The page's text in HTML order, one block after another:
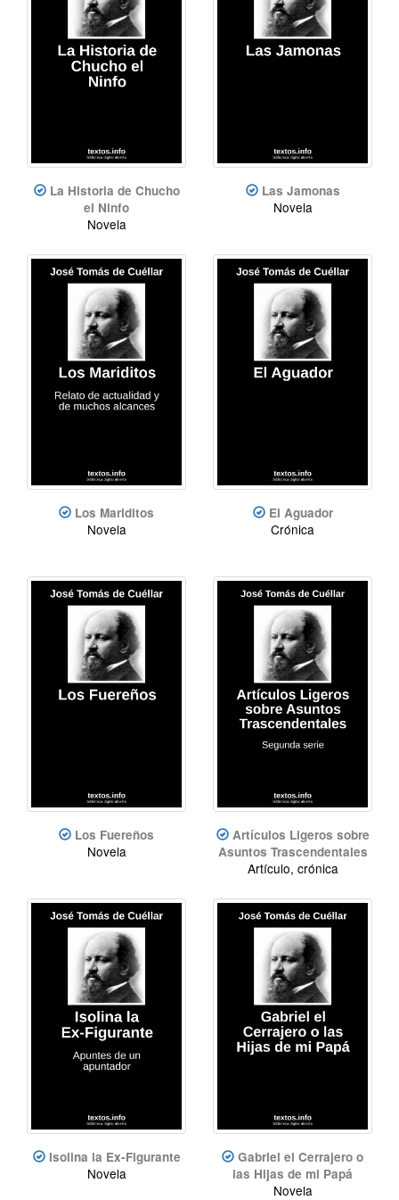
La Historia de Chucho
el Ninfo
Novela
Las Jamonas
Novela
Los Mariditos
Novela
El Aguador
Crónica
Los Fuereños
Novela
Artículos Ligeros sobre
Asuntos Trascendentales
Artículo, crónica
Isolina la Ex-Figurante
Novela
Gabriel el Cerrajero o
las Hijas de mi Papá
Novela